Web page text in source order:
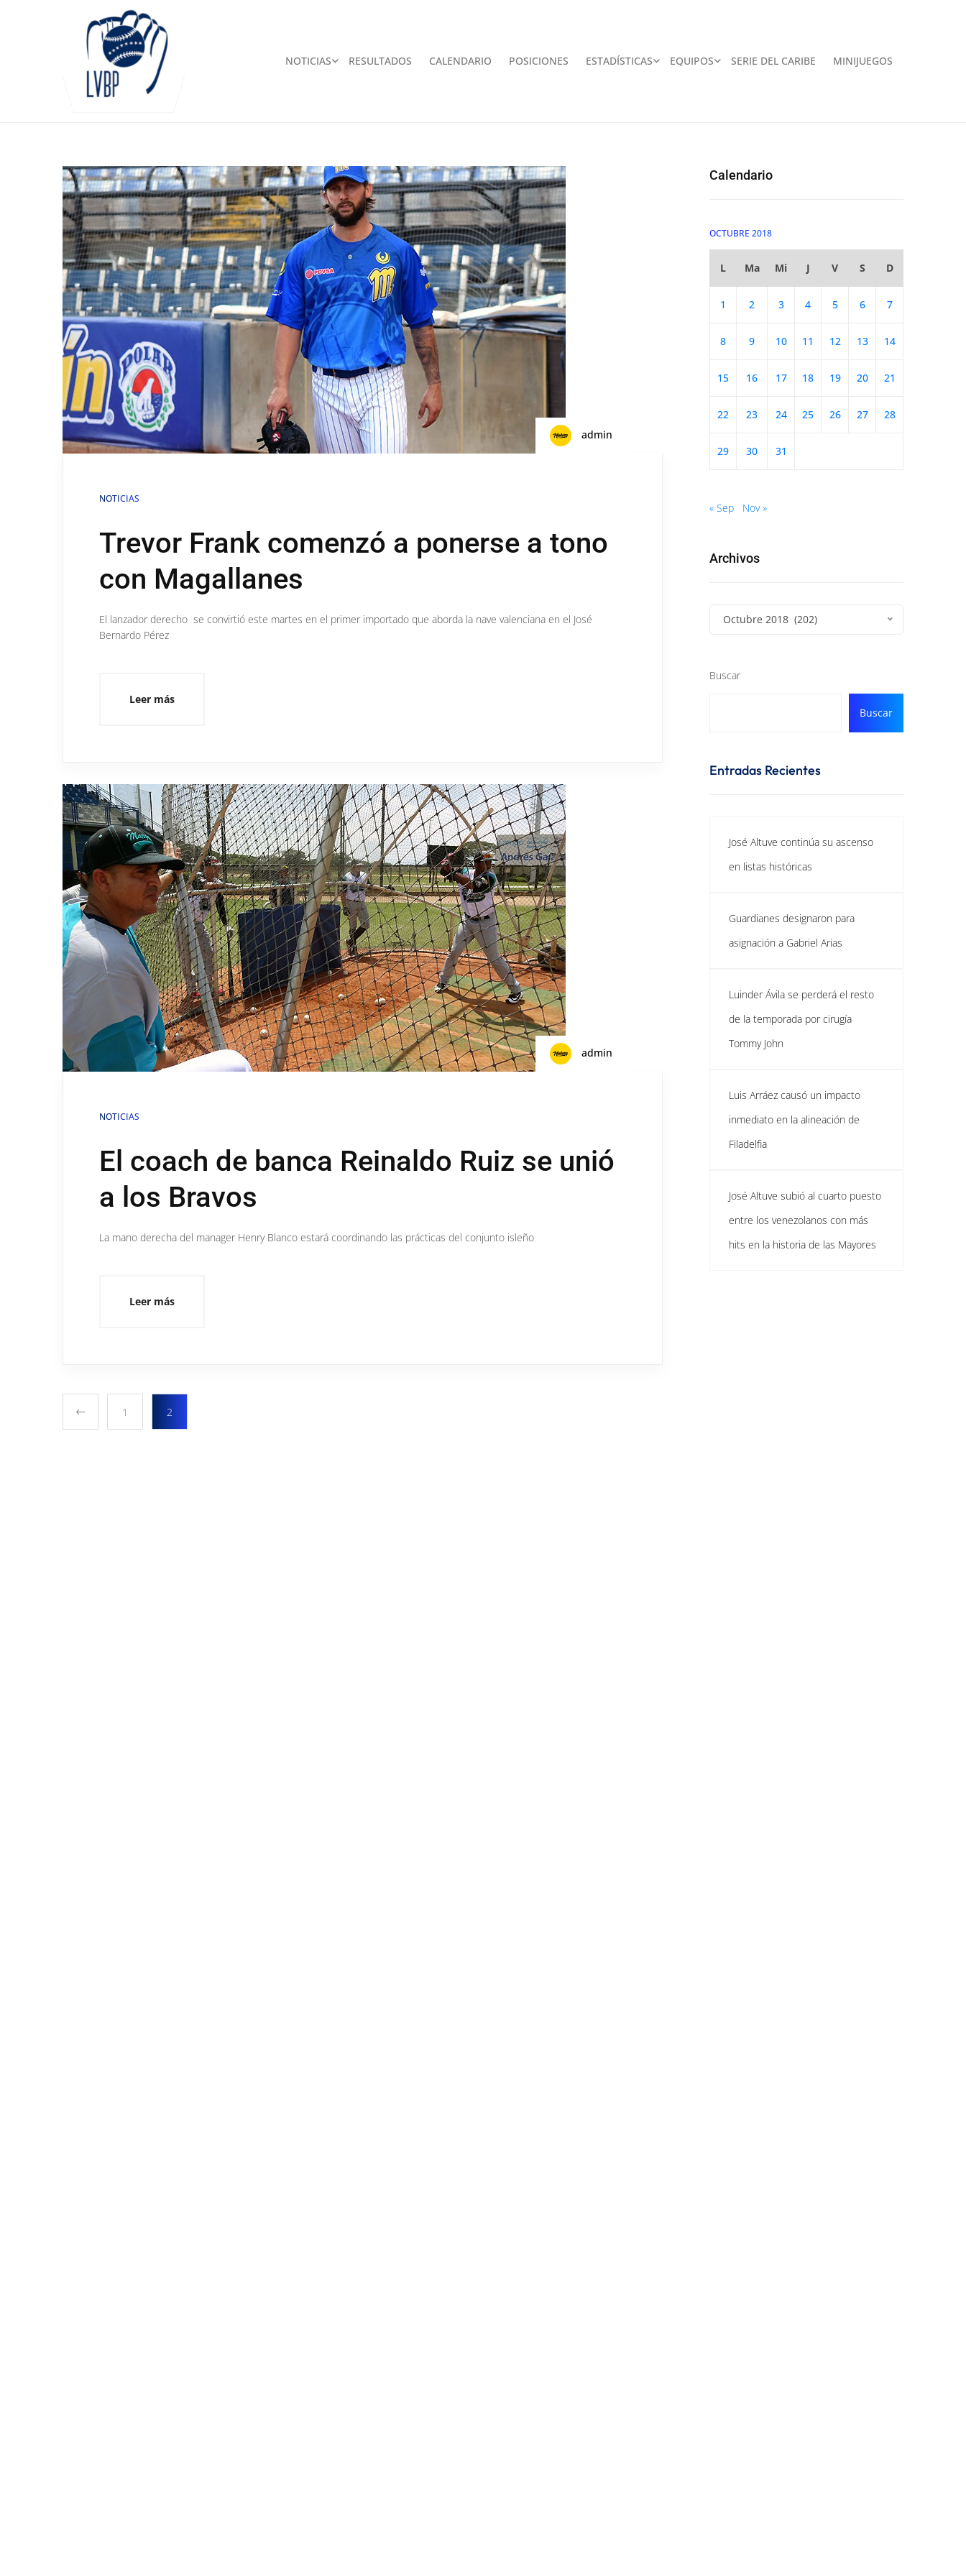
NOTICIAS RESULTADOS CALENDARIO POSICIONES ESTADÍSTICAS EQUIPOS SERIE DEL CARIBE MINIJUEGOS
admin
NOTICIAS
Trevor Frank comenzó a ponerse a tono
con Magallanes
El lanzador derecho se convirtió este martes en el primer importado que aborda la nave valenciana en el José
Bernardo Pérez
Leer más
admin
NOTICIAS
El coach de banca Reinaldo Ruiz se unió
a los Bravos
La mano derecha del manager Henry Blanco estará coordinando las prácticas del conjunto isleño
Leer más
1 2
Calendario
OCTUBRE 2018
L Ma Mi J V S D
1 2 3 4 5 6 7
8 9 10 11 12 13 14
15 16 17 18 19 20 21
22 23 24 25 26 27 28
29 30 31
« Sep Nov »
Archivos
Octubre 2018 (202)
Buscar
Buscar
Entradas Recientes
José Altuve continúa su ascenso
en listas históricas
Guardianes designaron para
asignación a Gabriel Arias
Luinder Ávila se perderá el resto
de la temporada por cirugía
Tommy John
Luis Arráez causó un impacto
inmediato en la alineación de
Filadelfia
José Altuve subió al cuarto puesto
entre los venezolanos con más
hits en la historia de las Mayores